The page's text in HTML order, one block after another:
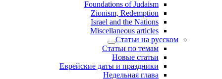
Foundations of Judaism
Zionism, Redemption
Israel and the Nations
Miscellaneous articles
Статьи на русском
Статьи по темам
Новые статьи
Еврейские даты и праздники
Недельная глава